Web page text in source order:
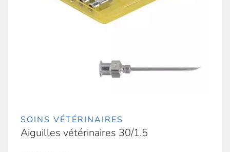
SOINS VÉTÉRINAIRES
Aiguilles vétérinaires 30/1.5